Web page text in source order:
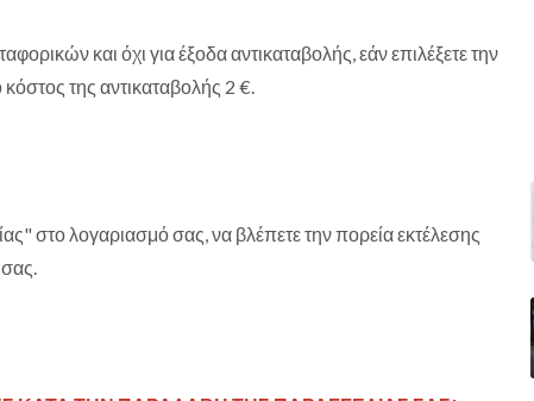
και όχι για έξοδα αντικαταβολής, εάν επιλέξετε την
της αντικαταβολής 2 €.
στο λογαριασμό σας, να βλέπετε την πορεία εκτέλεσης